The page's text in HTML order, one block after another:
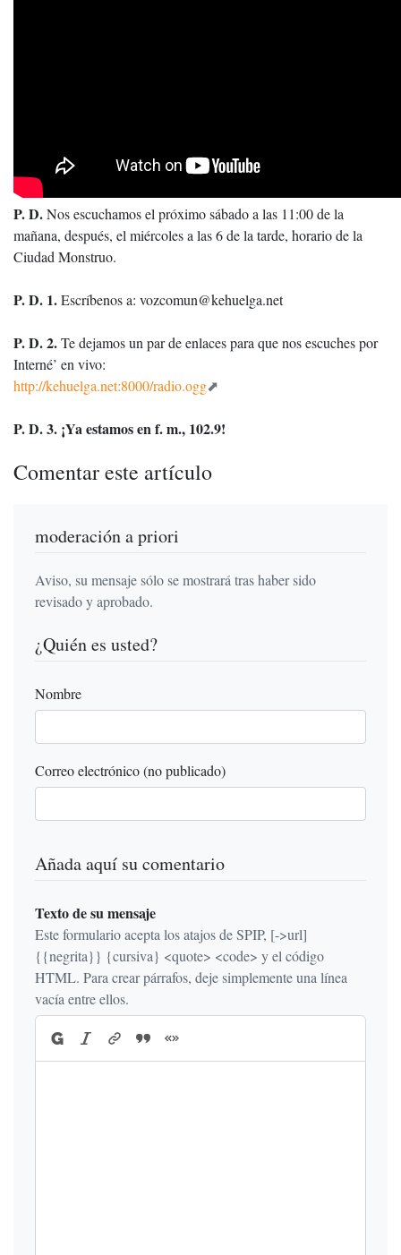
P. D.Nos escuchamos el próximo sábado a las 11:00 de la
mañana, después, el miércoles a las 6 de la tarde, horario de la
Ciudad Monstruo.
P. D. 1.Escríbenos a: vozcomun@kehuelga.net
P. D. 2.Te dejamos un par de enlaces para que nos escuches por
Interné’ en vivo:
http://kehuelga.net:8000/radio.ogg
P. D. 3. ¡Ya estamos en f. m., 102.9!
Comentar este artículo
moderación a priori
Aviso, su mensaje sólo se mostrará tras haber sido
revisado y aprobado.
¿Quién es usted?
Nombre
Correo electrónico (no publicado)
Añada aquí su comentario
Texto de su mensaje
Este formulario acepta los atajos de SPIP, [->url]
{{negrita}} {cursiva} <quote> <code> y el código
HTML. Para crear párrafos, deje simplemente una línea
vacía entre ellos.